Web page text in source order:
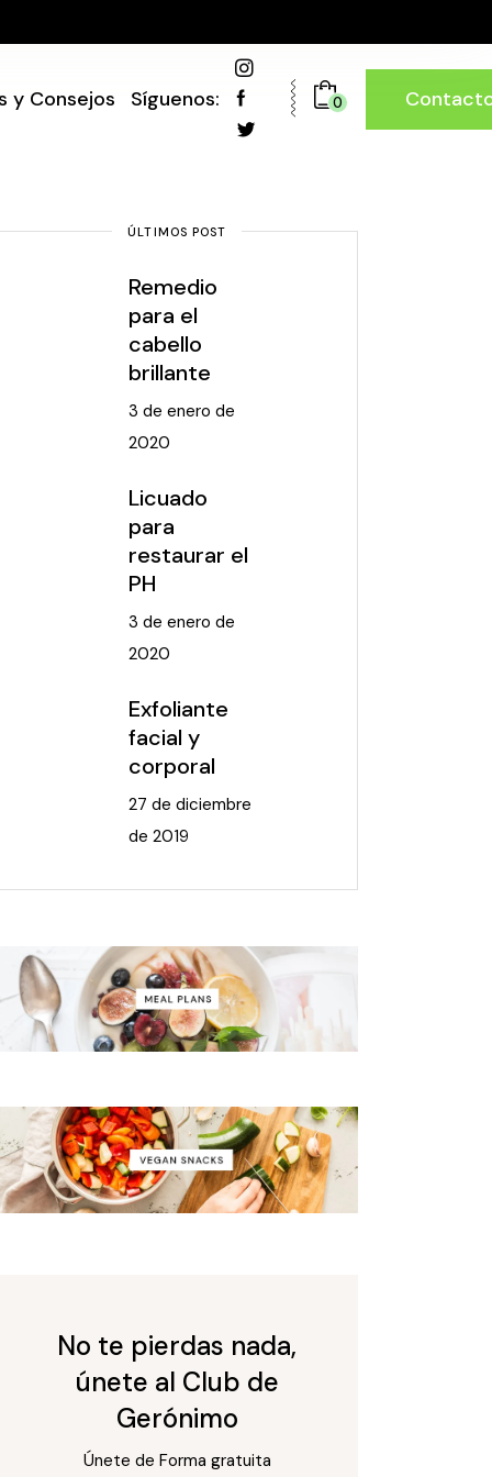
y Consejos Síguenos: 0
ÚLTIMOS POST
Remedio
para el
cabello
brillante
3 de enero de
2020
Licuado
para
restaurar el
PH
3 de enero de
2020
Exfoliante
facial y
corporal
27 de diciembre
de 2019
No te pierdas nada,
únete al Club de
Gerónimo
Únete de Forma gratuita